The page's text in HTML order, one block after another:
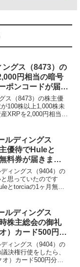
グス（8473）の
円相当の暗号
ポンコードが届き
ス（8473）の株主優
100株以上1,000株未
XRPを2,000円相当」
出来ます。...
ルディングス
優待でHuleと
料券が届きまし
ィングス（9404）の
思っていたのです
とtorciaの1ヶ月無料
ネスクラブ「TIP...
ルディングス
株主総会の御礼
）カード500円
た！
ィングス（9404）の
決権行使をしたら、
）カード500円分」